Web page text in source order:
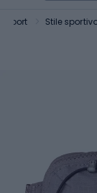
Sport Stile